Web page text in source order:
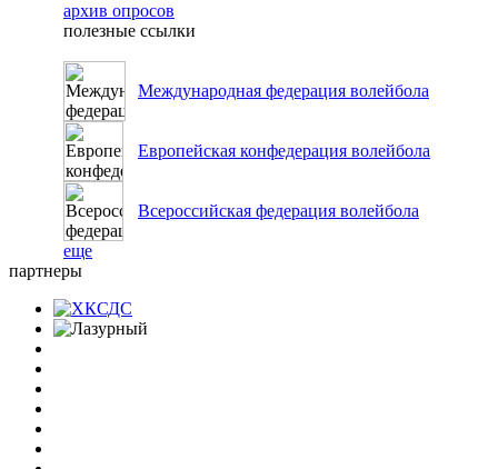
архив опросов
полезные ссылки
Международная федерация волейбола
Европейская конфедерация волейбола
Всероссийская федерация волейбола
еще
партнеры